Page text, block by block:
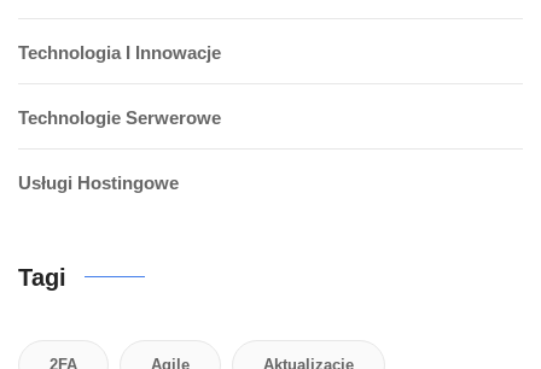
Technologia I Innowacje
Technologie Serwerowe
Usługi Hostingowe
Tagi
2FA Agile Aktualizacje